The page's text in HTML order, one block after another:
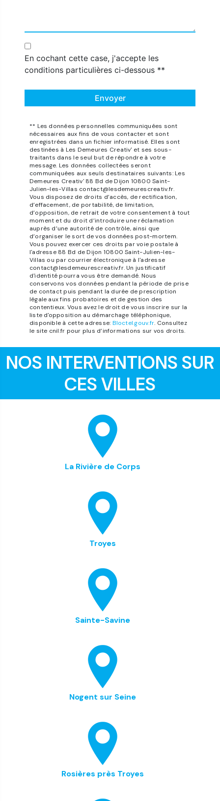
En cochant cette case, j'accepte les
conditions particulières ci-dessous **
Envoyer
** Les données personnelles communiquées sont
nécessaires aux fins de vous contacter et sont
enregistrées dans un fichier informatisé. Elles sont
destinées à Les Demeures Creativ' et ses sous-
traitants dans le seul but de répondre à votre
message. Les données collectées seront
communiquées aux seuls destinataires suivants: Les
Demeures Creativ' 88 Bd de Dijon 10800 Saint-
Julien-les-Villas contact@lesdemeurescreativ.fr.
Vous disposez de droits d’accès, de rectification,
d’effacement, de portabilité, de limitation,
d’opposition, de retrait de votre consentement à tout
moment et du droit d’introduire une réclamation
auprès d’une autorité de contrôle, ainsi que
d’organiser le sort de vos données post-mortem.
Vous pouvez exercer ces droits par voie postale à
l'adresse 88 Bd de Dijon 10800 Saint-Julien-les-
Villas ou par courrier électronique à l'adresse
contact@lesdemeurescreativ.fr. Un justificatif
d'identité pourra vous être demandé. Nous
conservons vos données pendant la période de prise
de contact puis pendant la durée de prescription
légale aux fins probatoires et de gestion des
contentieux. Vous avez le droit de vous inscrire sur la
liste d'opposition au démarchage téléphonique,
disponible à cette adresse: Bloctel.gouv.fr. Consultez
le site cnil.fr pour plus d’informations sur vos droits.
NOS INTERVENTIONS SUR
CES VILLES
La Rivière de Corps
Troyes
Sainte-Savine
Nogent sur Seine
Rosières près Troyes